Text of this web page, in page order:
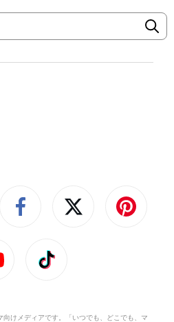
けメディアです。「いつでも、どこでも、マ